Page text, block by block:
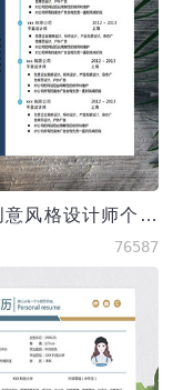
彩色系创意风格设计师个人简历模板
76587